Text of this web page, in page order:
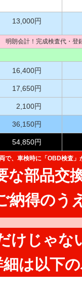
13,000円
明朗会計！完成検査代・登
16,400円
17,650円
2,100円
36,150円
54,850円
で、 車検時に「OBD検査」
な部品交
納得のう
けじゃな
細は以下